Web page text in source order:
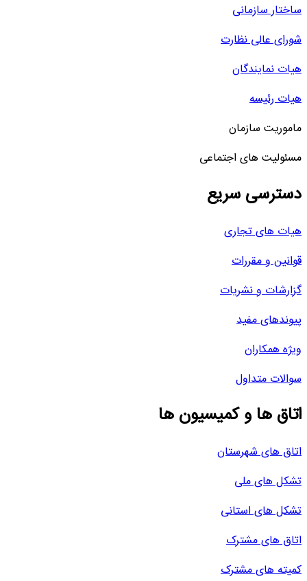
ساختار سازمانی
شورای عالی نظارت
هیات نمایندگان
هیات رئیسه
ماموریت سازمان
مسئولیت های اجتماعی
دسترسی سریع
هیات های تجاری
قوانین و مقررات
گزارشات و نشریات
پیوندهای مفید
ویژه همکاران
سوالات متداول
اتاق ها و کمیسیون ها
اتاق های شهرستان
تشکل های ملی
تشکل های استانی
اتاق های مشترک
کمیته های مشترک